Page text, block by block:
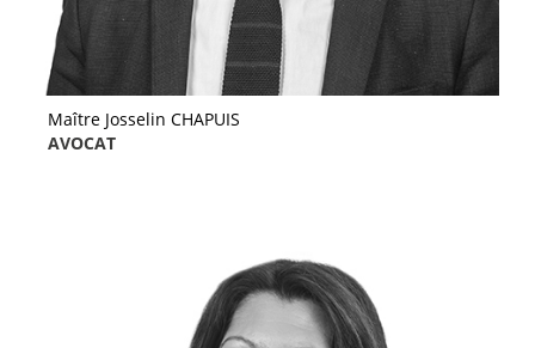
Maître Josselin CHAPUIS
AVOCAT